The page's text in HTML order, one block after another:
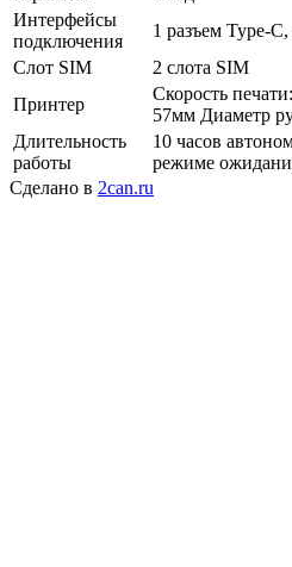
Интерфейсы
подключения
1 разъем Type-
Слот SIM
2 слота SIM
Принтер
Скорость
57мм Диаметр
Длительность
работы
10 часов
режиме
Сделано в 2can.ru